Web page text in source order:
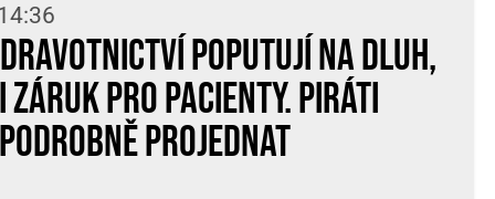
poputují na dluh,
záruk pro pacienty. Piráti
projednat